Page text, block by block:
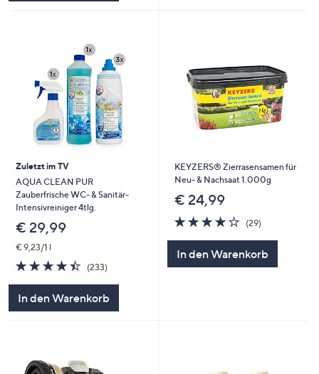
Zuletzt im TV
AQUA CLEAN PUR
Zauberfrische WC- & Sanitär-
Intensivreiniger 4tlg.
€ 29,99
€ 9,23/1 l
4.4
von
(233)
In den Warenkorb
KEYZERS® Zierrasensamen für
Neu- & Nachsaat 1.000g
€ 24,99
3.8
von
(29)
In den Warenkorb